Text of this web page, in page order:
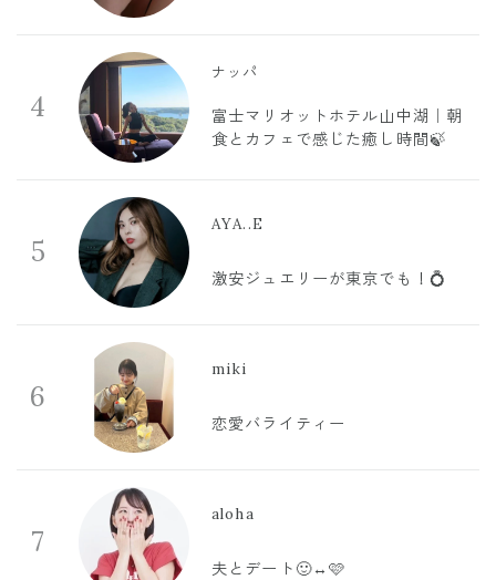
4
ナッパ
富士マリオットホテル山中湖｜朝
食とカフェで感じた癒し時間🍃
5
AYA..E
激安ジュエリーが東京でも！💍
6
miki
恋愛バライティー
7
aloha
夫とデート🙂‍↔️🩷